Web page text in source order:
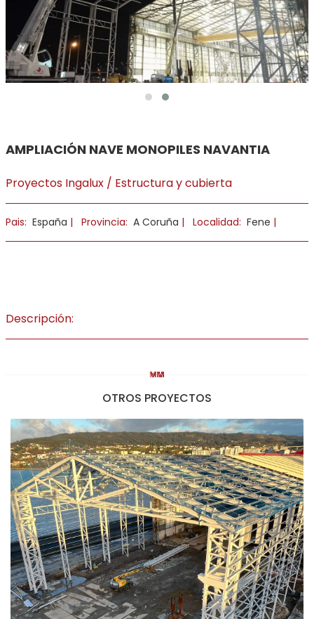
AMPLIACIÓN NAVE MONOPILES NAVANTIA
Proyectos Ingalux / Estructura y cubierta
Pais: España | Provincia: A Coruña | Localidad: Fene |
Descripción:
OTROS PROYECTOS